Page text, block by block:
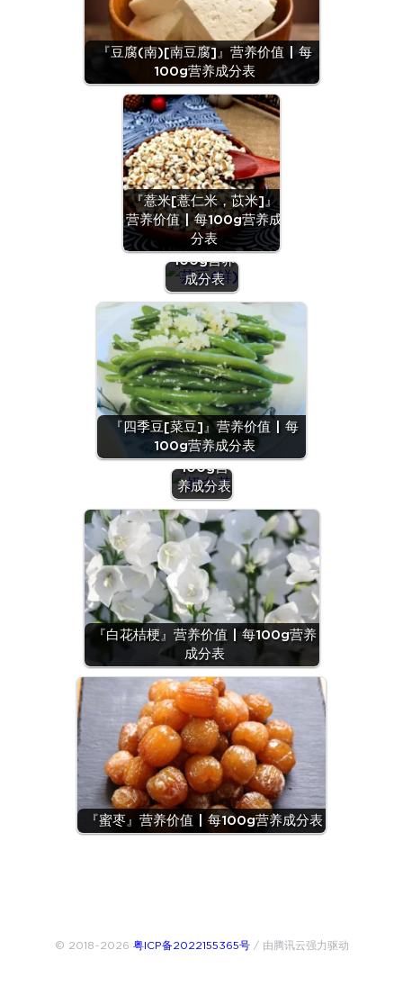
『豆腐(南)[南豆腐]』营养价值 | 每
100g营养成分表
『薏米[薏仁米，苡米]』
营养价值 | 每100g营养成
分表
『芸豆
(鲜)』营养
价值 | 每
100g营养
成分表
『四季豆[菜豆]』营养价值 | 每
100g营养成分表
『奶白
菜』营养
价值 | 每
100g营
养成分表
『白花桔梗』营养价值 | 每100g营养
成分表
『蜜枣』营养价值 | 每100g营养成分表
© 2018~2026 粤ICP备2022155365号/ 由腾讯云强力驱动